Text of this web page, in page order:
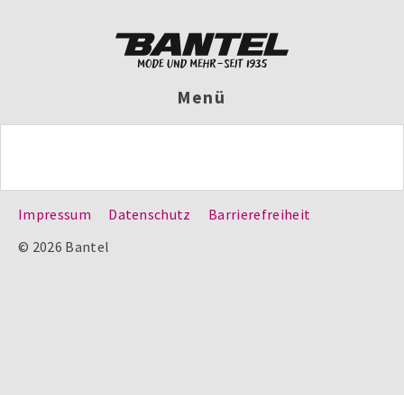
Menü
Impressum Datenschutz
Barrierefreiheit
© 2026 Bantel